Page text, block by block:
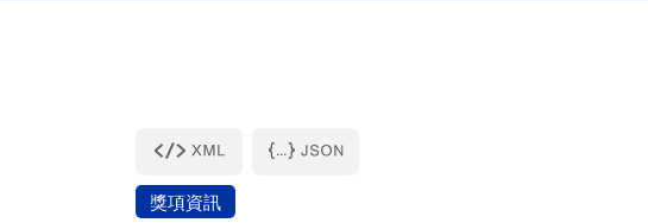
土耳其薩班哲大學(SU)
西班牙格拉納達大學(UGR)
獎項資訊